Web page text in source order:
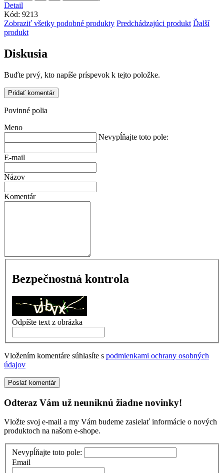
Detail
Kód: 9213
Zobraziť všetky podobné produkty Predchádzajúci produkt Ďalší
produkt
Diskusia
Buďte prvý, kto napíše príspevok k tejto položke.
Pridať komentár
Povinné polia
Meno
Nevypĺňajte toto pole:
E-mail
Názov
Komentár
Bezpečnostná kontrola
Odpíšte text z obrázka
Vložením komentáre súhlasíte s podmienkami ochrany osobných
údajov
Poslať komentár
Odteraz Vám už neuniknú žiadne novinky!
Vložte svoj e-mail a my Vám budeme zasielať informácie o nových
produktoch na našom e-shope.
Nevypĺňajte toto pole:
Email